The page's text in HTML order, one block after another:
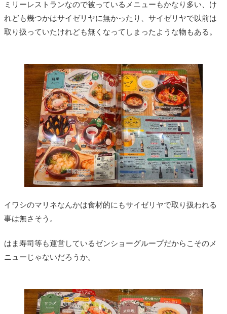
ミリーレストランなので被っているメニューもかなり多い、け
れども幾つかはサイゼリヤに無かったり、サイゼリヤで以前は
取り扱っていたけれども無くなってしまったような物もある。
イワシのマリネなんかは食材的にもサイゼリヤで取り扱われる
事は無さそう。
はま寿司等も運営しているゼンショーグループだからこそのメ
ニューじゃないだろうか。